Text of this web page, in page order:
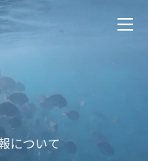
について